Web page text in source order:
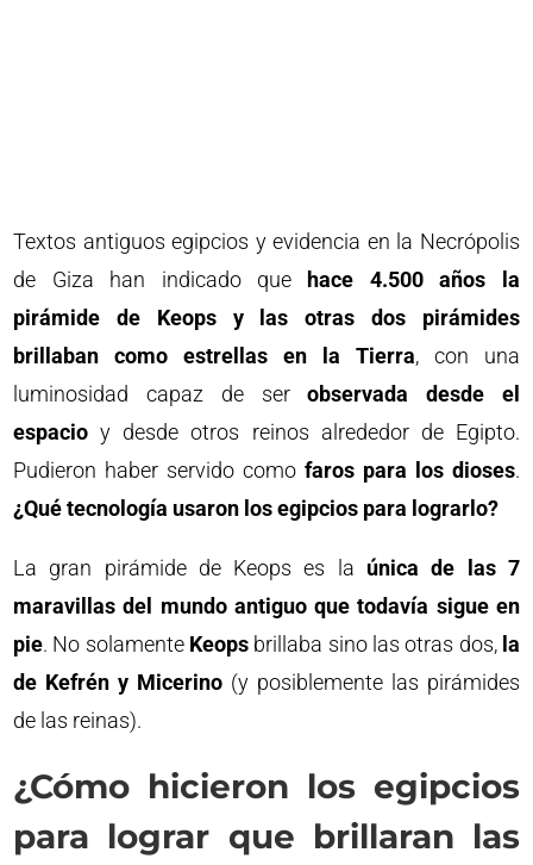
Textos antiguos egipcios y evidencia en la Necrópolis
de Giza han indicado que
hace 4.500 años la
pirámide de Keops y las otras dos pirámides
brillaban como estrellas en la Tierra, con una
luminosidad capaz de serobservada desde el
espacio y desde otros reinos alrededor de Egipto.
Pudieron haber servido como faros para los dioses.
¿Qué tecnología usaron los egipcios para lograrlo?
La gran pirámide de Keops es la única de las 7
maravillas del mundo antiguo que todavía sigue en
pie. No solamente Keops brillaba sino las otras dos, la
de Kefrén y Micerino (y posiblemente las pirámides
de las reinas).
¿Cómo hicieron los egipcios
para lograr que brillaran las